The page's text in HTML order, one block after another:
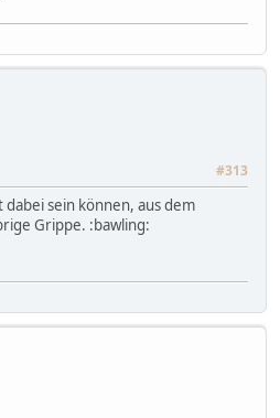
#313
sein können, aus dem
Grippe. :bawling: